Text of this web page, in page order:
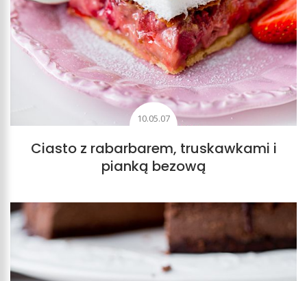
10.05.07
Ciasto z rabarbarem, truskawkami i
pianką bezową